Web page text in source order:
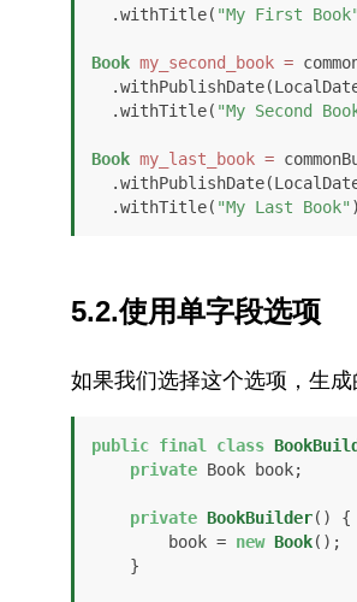
  .withTitle(
"My First Book"
Book my_second_book =
  .withTitle(
"My Second
Book my_last_book =
  .withTitle(
"My Last Book"
5.2.使用单字段选项
如果我们选择这个选项，生
public final class
private Book book;
private BookBuilder()
{
        book =
new Book();